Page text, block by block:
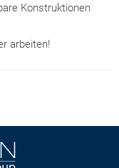
Konstruktionen
arbeiten!